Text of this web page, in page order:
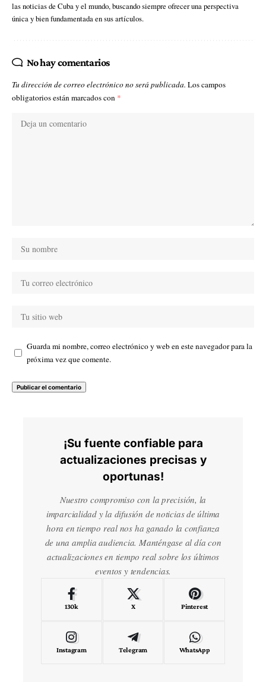
las noticias de Cuba y el mundo, buscando siempre ofrecer una perspectiva
única y bien fundamentada en sus artículos.
No hay comentarios
Tu dirección de correo electrónico no será publicada. Los campos
obligatorios están marcados con *
Guarda mi nombre, correo electrónico y web en este navegador para la
próxima vez que comente.
¡Su fuente confiable para
actualizaciones precisas y
oportunas!
Nuestro compromiso con la precisión, la
imparcialidad y la difusión de noticias de última
hora en tiempo real nos ha ganado la confianza
de una amplia audiencia. Manténgase al día con
actualizaciones en tiempo real sobre los últimos
eventos y tendencias.
130k X Pinterest
Instagram Telegram WhatsApp